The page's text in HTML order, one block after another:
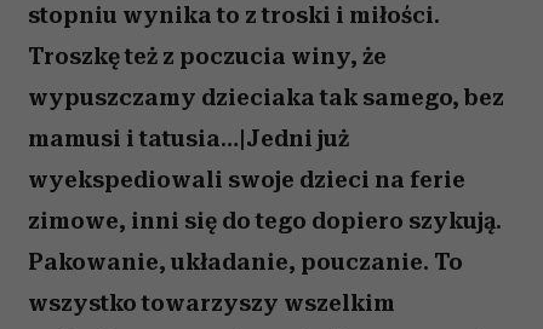
stopniu wynika to z troski i miłości.
Troszkę też z poczucia winy, że
wypuszczamy dzieciaka tak samego, bez
mamusi i tatusia…|Jedni już
wyekspediowali swoje dzieci na ferie
zimowe, inni się do tego dopiero szykują.
Pakowanie, układanie, pouczanie. To
wszystko towarzyszy wszelkim